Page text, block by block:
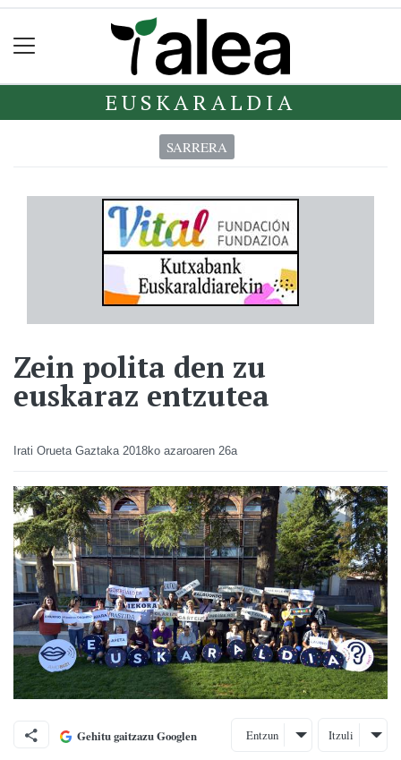
EUSKARALDIA
SARRERA
Zein polita den zu
euskaraz entzutea
Irati Orueta Gaztaka 2018ko azaroaren 26a
Gehitu gaitzazu Googlen Entzun Itzuli